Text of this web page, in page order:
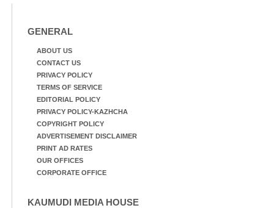
GENERAL
ABOUT US
CONTACT US
PRIVACY POLICY
TERMS OF SERVICE
EDITORIAL POLICY
PRIVACY POLICY-KAZHCHA
COPYRIGHT POLICY
ADVERTISEMENT DISCLAIMER
PRINT AD RATES
OUR OFFICES
CORPORATE OFFICE
KAUMUDI MEDIA HOUSE